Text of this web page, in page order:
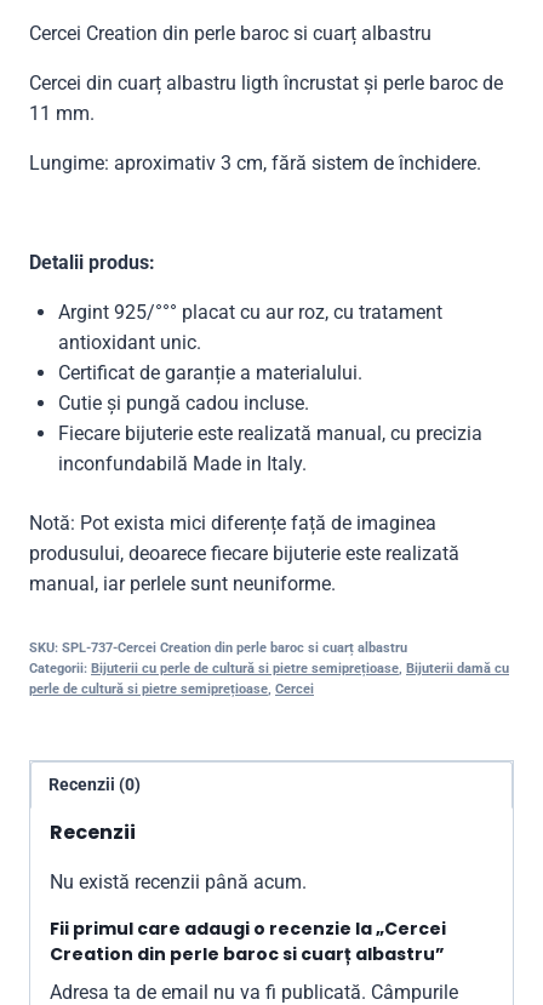
Cercei Creation din perle baroc si cuarț albastru
Cercei din cuarț albastru ligth încrustat și perle baroc de
11 mm.
Lungime: aproximativ 3 cm, fără sistem de închidere.
Detalii produs:
Argint 925/°°° placat cu aur roz, cu tratament
antioxidant unic.
Certificat de garanție a materialului.
Cutie și pungă cadou incluse.
Fiecare bijuterie este realizată manual, cu precizia
inconfundabilă Made in Italy.
Notă: Pot exista mici diferențe față de imaginea
produsului, deoarece fiecare bijuterie este realizată
manual, iar perlele sunt neuniforme.
SKU: SPL-737-Cercei Creation din perle baroc si cuarț albastru
Categorii: Bijuterii cu perle de cultură si pietre semiprețioase, Bijuterii damă cu
perle de cultură si pietre semiprețioase, Cercei
Recenzii (0)
Recenzii
Nu există recenzii până acum.
Fii primul care adaugi o recenzie la „Cercei
Creation din perle baroc si cuarț albastru”
Adresa ta de email nu va fi publicată. Câmpurile